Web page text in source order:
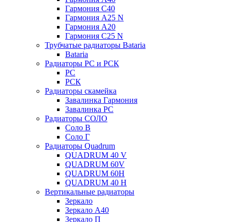
Гармония С40
Гармония А25 N
Гармония А20
Гармония С25 N
Трубчатые радиаторы Bataria
Bataria
Радиаторы РС и РСК
РС
РСК
Радиаторы скамейка
Завалинка Гармония
Завалинка РС
Радиаторы СОЛО
Соло В
Соло Г
Радиаторы Quadrum
QUADRUM 40 V
QUADRUM 60V
QUADRUM 60H
QUADRUM 40 H
Вертикальные радиаторы
Зеркало
Зеркало А40
Зеркало П